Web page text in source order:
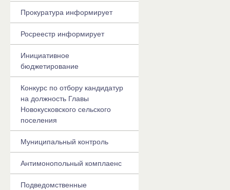
Прокуратура информирует
Росреестр информирует
Инициативное
бюджетирование
Конкурс по отбору кандидатур
на должность Главы
Новокусковского сельского
поселения
Муниципальный контроль
Антимонопольный комплаенс
Подведомственные